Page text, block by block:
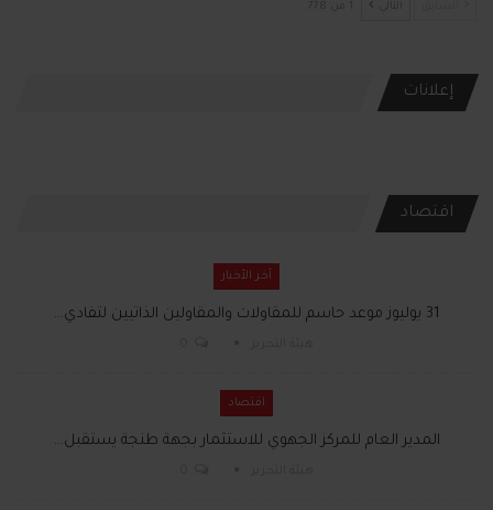
التالي
إعلانات
اقتصاد
آخر الأخبار
31 يوليوز موعد حاسم للمقاولات والمقاولين الذاتيين لتفادي…
اقتصاد
المدير العام للمركز الجهوي للاستثمار بجهة طنجة يستقبل…